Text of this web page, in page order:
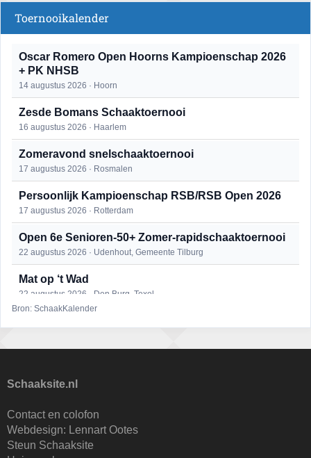
Toernooikalender
Oscar Romero Open Hoorns Kampioenschap 2026
+ PK NHSB
14 augustus 2026 · Hoorn
Zesde Bomans Schaaktoernooi
16 augustus 2026 · Haarlem
Zomeravond snelschaaktoernooi
17 augustus 2026 · Rosmalen
Persoonlijk Kampioenschap RSB/RSB Open 2026
17 augustus 2026 · Rotterdam
Open 6e Senioren-50+ Zomer-rapidschaaktoernooi
22 augustus 2026 · Udenhout, Gemeente Tilburg
Mat op ‘t Wad
22 augustus 2026 · Den Burg, Texel
23 augustus 2026 · Utrecht
25 augustus 2026 · Bunschoten-Spakenburg
Nazomervierkampentoernooi 2026
Bron: SchaakKalender
Schaaksite.nl
Contact en colofon
Webdesign: Lennart Ootes
Steun Schaaksite